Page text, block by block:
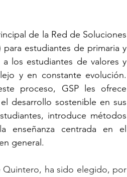
de la Red de Soluciones
para estudiantes de primaria y
los estudiantes de valores y
y en constante evolución.
proceso, GSP les ofrece
desarrollo sostenible en sus
introduce métodos
enseñanza centrada en el
general.
Quintero, ha sido elegido, por